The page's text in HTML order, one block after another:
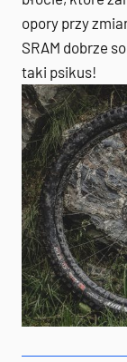
opory przy
SRAM dobrze
taki psikus!